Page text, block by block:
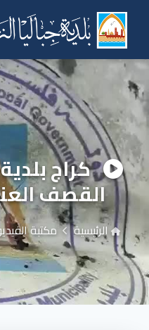
كراج بلدية
القصف
الرئيسية مكتبة